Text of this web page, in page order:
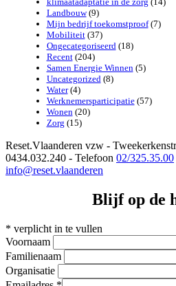
Landbouw(9)
Mijn bedrijf toekomstproof(7)
Mobiliteit(37)
Ongecategoriseerd (18)
Recent(204)
Samen Energie Winnen (5)
Uncategorized (8)
Water(4)
Werknemersparticipatie(57)
Wonen (20)
Zorg (15)
Reset.Vlaanderen vzw -
0434.032.240 - Telefoon 02/325.35.00
info@reset.vlaanderen
Blijf op de
* verplicht in te vullen
Voornaam
Familienaam
Organisatie